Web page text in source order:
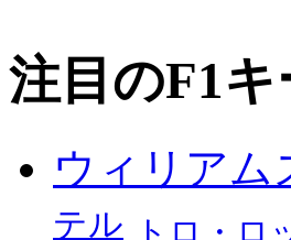
注目のF1キ
ウィリアム
テル